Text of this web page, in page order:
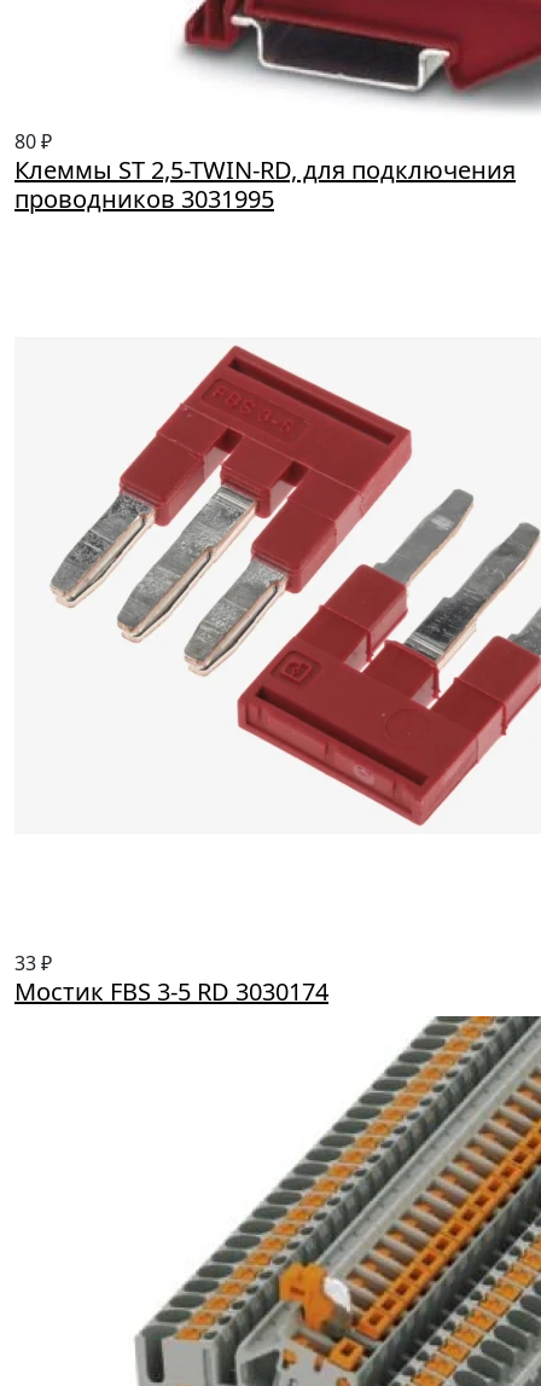
80 ₽
Клеммы ST 2,5-TWIN-RD, для подключения
проводников 3031995
33 ₽
Мостик FBS 3-5 RD 3030174